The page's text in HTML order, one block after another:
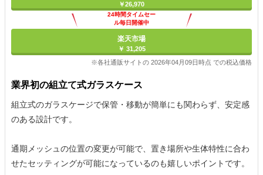
￥26,970
24時間タイムセー
ル毎日開催中
楽天市場
￥ 31,205
※各社通販サイトの 2026年04月09日時点 での税込価格
業界初の組立て式ガラスケース
組立式のガラスケージで保管・移動が簡単にも関わらず、安定感
のある設計です。
通期メッシュの位置の変更が可能で、置き場所や生体特性に合わ
せたセッティングが可能になっているのも嬉しいポイントです。